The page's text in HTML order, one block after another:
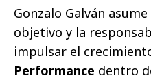
Gonzalo Galván
objetivo y la
impulsar el
Performance dentro